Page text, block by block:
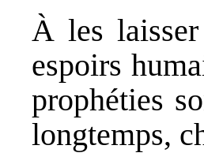
À les
espoirs
prophéties
longtemps,